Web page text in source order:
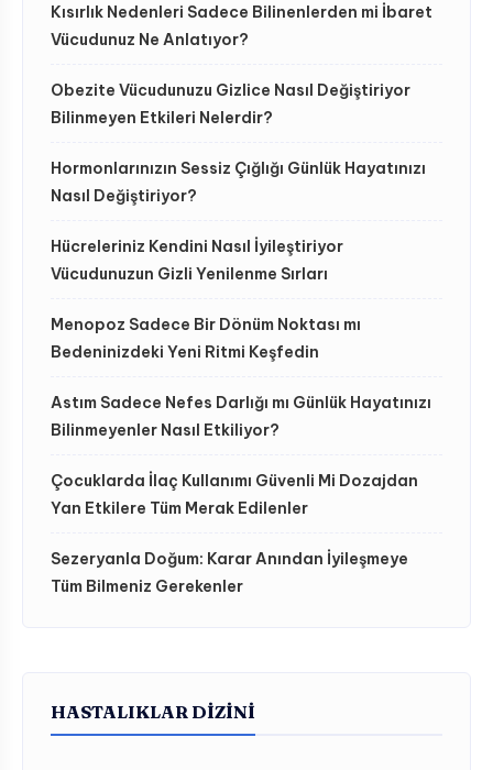
Kısırlık Nedenleri Sadece Bilinenlerden mi İbaret
Vücudunuz Ne Anlatıyor?
Obezite Vücudunuzu Gizlice Nasıl Değiştiriyor
Bilinmeyen Etkileri Nelerdir?
Hormonlarınızın Sessiz Çığlığı Günlük Hayatınızı
Nasıl Değiştiriyor?
Hücreleriniz Kendini Nasıl İyileştiriyor
Vücudunuzun Gizli Yenilenme Sırları
Menopoz Sadece Bir Dönüm Noktası mı
Bedeninizdeki Yeni Ritmi Keşfedin
Astım Sadece Nefes Darlığı mı Günlük Hayatınızı
Bilinmeyenler Nasıl Etkiliyor?
Çocuklarda İlaç Kullanımı Güvenli Mi Dozajdan
Yan Etkilere Tüm Merak Edilenler
Sezeryanla Doğum: Karar Anından İyileşmeye
Tüm Bilmeniz Gerekenler
HASTALIKLAR DIZINI